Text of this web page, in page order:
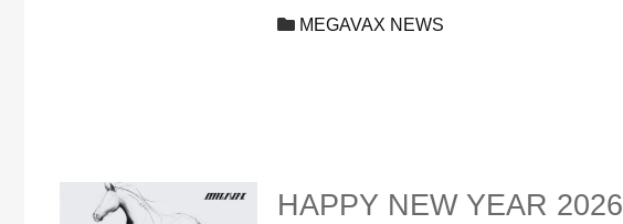
MEGAVAX NEWS
HAPPY NEW YEAR 2026